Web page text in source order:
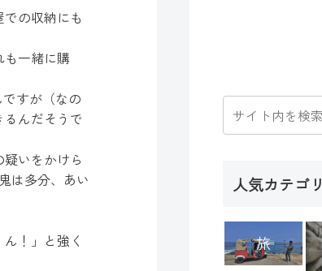
の収納にも
も一緒に購
すが（なの
んだそうで
いをかけら
は多分、あい
！」と強く
人気カテゴリ
旅